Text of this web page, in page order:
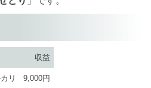
収益
リ 9,000円